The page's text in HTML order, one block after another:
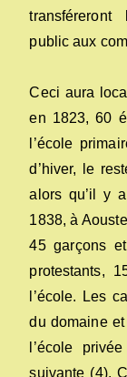
transféreront
public aux
Ceci aura
en 1823, 60
l’école
d’hiver, le
alors qu’il y
1838, à
45 garçons
protestants,
l’école. Les
du domaine
l’école
suivante (4).